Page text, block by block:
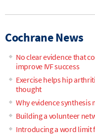
Cochrane News
No clear evidence that
improve IVF success
Exercise helps hip
thought
Why evidence synthesis
Building a volunteer
Introducing a word limit